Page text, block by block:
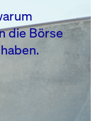
22
23
die Börse